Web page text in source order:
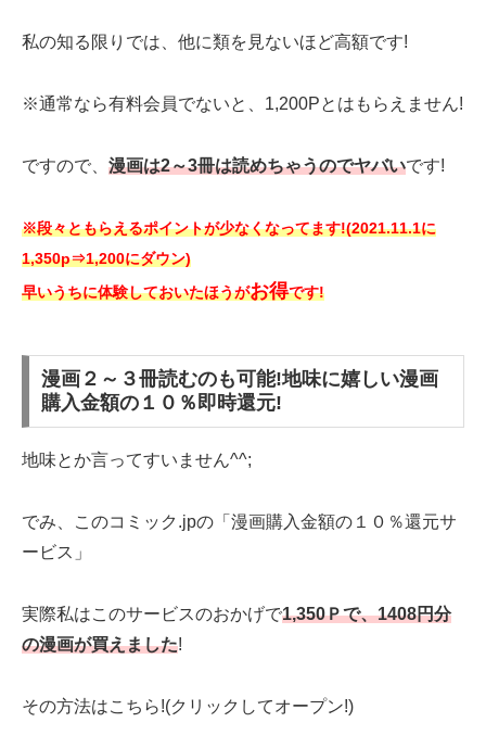
私の知る限りでは、他に類を見ないほど高額です!
※通常なら有料会員でないと、1,200Pとはもらえません!
ですので、 漫画は2～3冊は読めちゃうのでヤバいです!
※段々ともらえるポイントが少なくなってます!(2021.11.1に
1,350p⇒1,200にダウン)
早いうちに体験しておいたほうがお得です!
漫画２～３冊読むのも可能!地味に嬉しい漫画
購入金額の１０％即時還元!
地味とか言ってすいません^^;
でみ、このコミック.jpの「漫画購入金額の１０％還元サ
ービス」
実際私はこのサービスのおかげで1,350Ｐで、1408円分
の漫画が買えました!
その方法はこちら!(クリックしてオープン!)